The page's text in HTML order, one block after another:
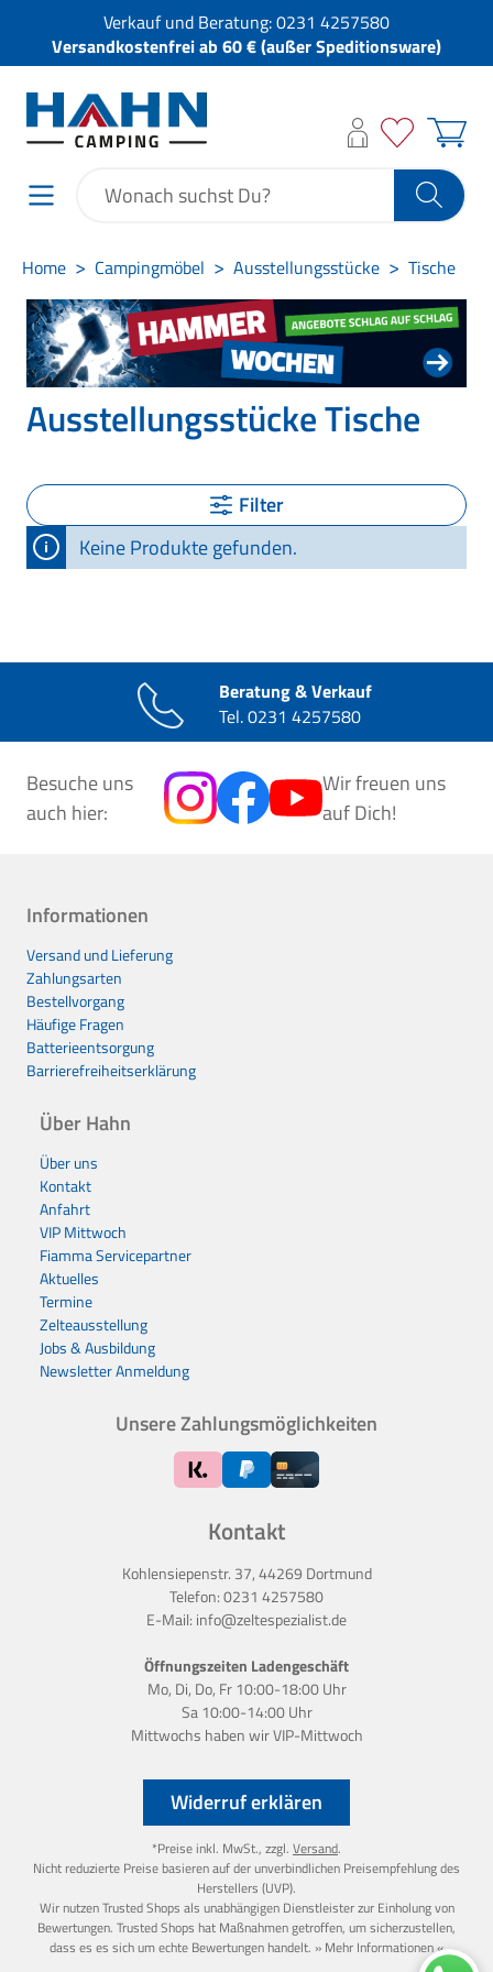
Verkauf und Beratung:0231 4257580
Versandkostenfrei ab 60 € (außer Speditionsware)
Home Campingmöbel Ausstellungsstücke Tische
Ausstellungsstücke Tische
Filter
Keine Produkte gefunden.
Beratung & Verkauf
Tel.0231 4257580
Besuche uns
auch hier:
Wir freuen uns
auf Dich!
Widerruf erklären
*Preise inkl. MwSt., zzgl. Versand.
Nicht reduzierte Preise basieren auf der unverbindlichen Preisempfehlung des
Herstellers (UVP).
Wir nutzen Trusted Shops als unabhängigen Dienstleister zur Einholung von
Bewertungen. Trusted Shops hat Maßnahmen getroffen, um sicherzustellen,
dass es es sich um echte Bewertungen handelt. » Mehr Informationen «
Informationen
Versand und Lieferung
Zahlungsarten
Bestellvorgang
Häufige Fragen
Batterieentsorgung
Barrierefreiheitserklärung
Über Hahn
Über uns
Kontakt
Anfahrt
VIP Mittwoch
Fiamma Servicepartner
Aktuelles
Termine
Zelteausstellung
Jobs & Ausbildung
Newsletter Anmeldung
Kontakt
Kohlensiepenstr. 37, 44269 Dortmund
Telefon:0231 4257580
E-Mail: info@zeltespezialist.de
Öffnungszeiten Ladengeschäft
Mo, Di, Do, Fr 10:00-18:00 Uhr
Sa 10:00-14:00 Uhr
Mittwochs haben wirVIP-Mittwoch
Unsere Zahlungsmöglichkeiten